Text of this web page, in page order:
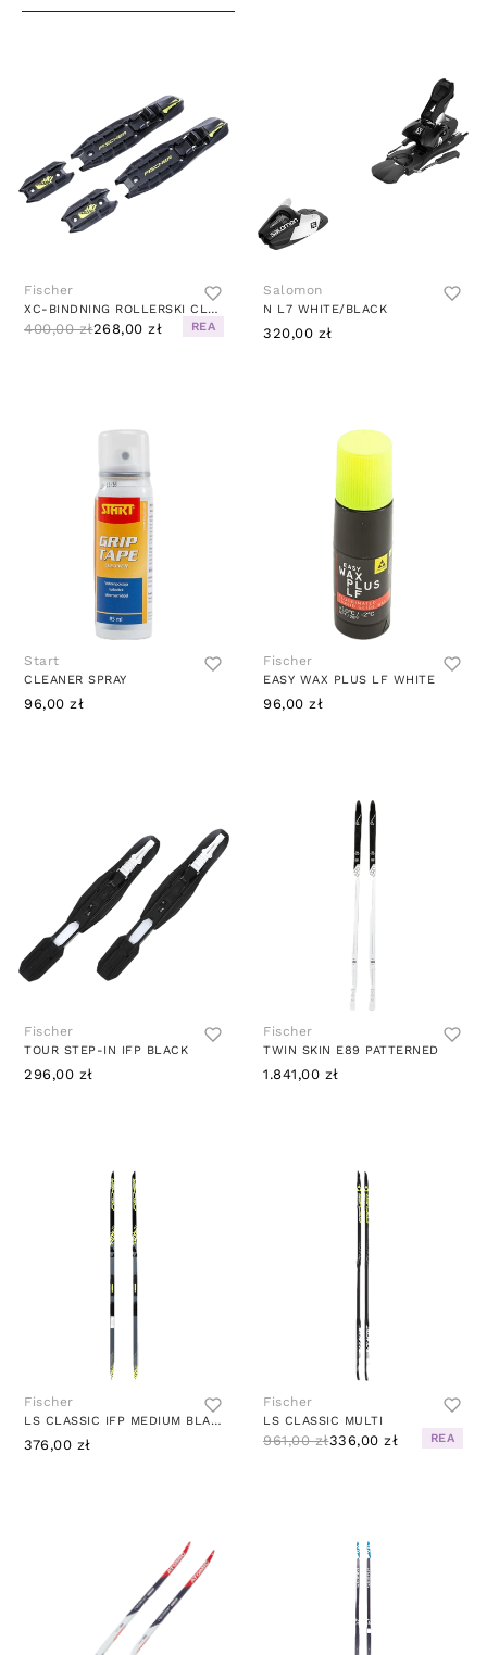
Fischer
XC-BINDNING ROLLERSKI CLASSIC BLACK
400,00 zł268,00 zł REA
Salomon
N L7 WHITE/BLACK
320,00 zł
Start
CLEANER SPRAY
96,00 zł
Fischer
EASY WAX PLUS LF WHITE
96,00 zł
Fischer
TOUR STEP-IN IFP BLACK
296,00 zł
Fischer
TWIN SKIN E89 PATTERNED
1.841,00 zł
Fischer
LS CLASSIC IFP MEDIUM BLACK
376,00 zł
Fischer
LS CLASSIC MULTI
961,00 zł336,00 zł REA